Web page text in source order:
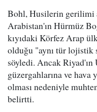
Bohl, Husilerin gerilimi
Arabistan'ın Hürmüz
kıyıdaki Körfez Arap
olduğu "aynı tür lojistik
söyledi. Ancak
güzergahlarına ve hava
olması nedeniyle
belirtti.